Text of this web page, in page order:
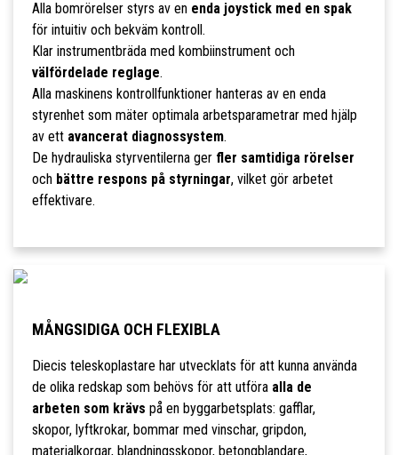
Alla bomrörelser styrs av en enda joystick med en spak
för intuitiv och bekväm kontroll.
Klar instrumentbräda med kombiinstrument och
välfördelade reglage.
Alla maskinens kontrollfunktioner hanteras av en enda
styrenhet som mäter optimala arbetsparametrar med hjälp
av ett avancerat diagnossystem.
De hydrauliska styrventilerna ger fler samtidiga rörelser
och bättre respons på styrningar, vilket gör arbetet
effektivare.
MÅNGSIDIGA OCH FLEXIBLA
Diecis teleskoplastare har utvecklats för att kunna använda
de olika redskap som behövs för att utföra alla de
arbeten som krävs på en byggarbetsplats: gafflar,
skopor, lyftkrokar, bommar med vinschar, gripdon,
materialkorgar, blandningsskopor, betongblandare,